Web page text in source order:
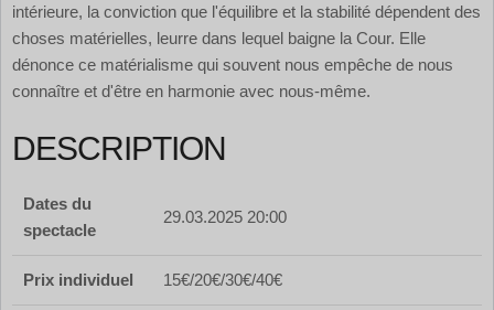
intérieure, la conviction que l'équilibre et la stabilité dépendent des
choses matérielles, leurre dans lequel baigne la Cour. Elle
dénonce ce matérialisme qui souvent nous empêche de nous
connaître et d'être en harmonie avec nous-même.
DESCRIPTION
Dates du
spectacle
29.03.2025 20:00
Prix individuel 15€/20€/30€/40€